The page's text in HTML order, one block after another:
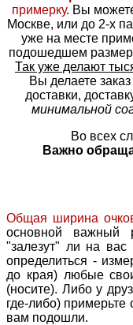
примерку. Вы
Москве, или до 2-х
уже на месте
подошедшем
Так уже делают
Вы делаете
доставки,
минимальной
Во всех
Важно
Общая ширина
основной важный
"залезут" ли на вас
определиться -
до края) любые
(носите). Либо у
где-либо) примерьте
вам подошли.